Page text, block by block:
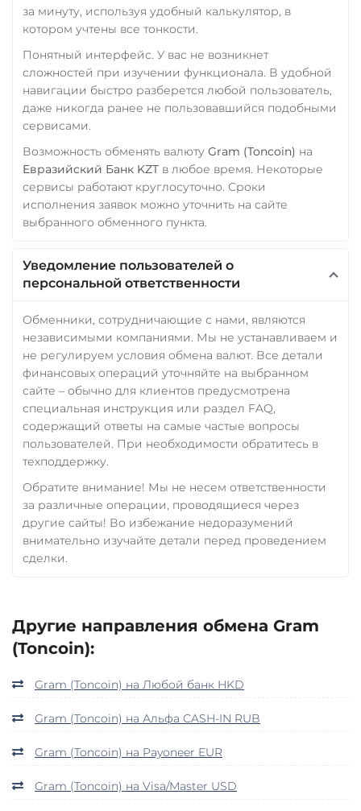
за минуту, используя удобный калькулятор, в
котором учтены все тонкости.
Понятный интерфейс. У вас не возникнет
сложностей при изучении функционала. В удобной
навигации быстро разберется любой пользователь,
даже никогда ранее не пользовавшийся подобными
сервисами.
Возможность обменять валюту Gram (Toncoin) на
Евразийский Банк KZT в любое время. Некоторые
сервисы работают круглосуточно. Сроки
исполнения заявок можно уточнить на сайте
выбранного обменного пункта.
Уведомление пользователей о
персональной ответственности
Обменники, сотрудничающие с нами, являются
независимыми компаниями. Мы не устанавливаем и
не регулируем условия обмена валют. Все детали
финансовых операций уточняйте на выбранном
сайте – обычно для клиентов предусмотрена
специальная инструкция или раздел FAQ,
содержащий ответы на самые частые вопросы
пользователей. При необходимости обратитесь в
техподдержку.
Обратите внимание! Мы не несем ответственности
за различные операции, проводящиеся через
другие сайты! Во избежание недоразумений
внимательно изучайте детали перед проведением
сделки.
Другие направления обмена Gram
(Toncoin):
Gram (Toncoin) на Любой банк HKD
Gram (Toncoin) на Альфа CASH-IN RUB
Gram (Toncoin) на Payoneer EUR
Gram (Toncoin) на Visa/Master USD